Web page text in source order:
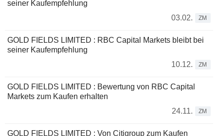
seiner Kaufempfehlung
03.02.
ZM
GOLD FIELDS LIMITED : RBC Capital Markets bleibt bei
seiner Kaufempfehlung
10.12.
ZM
GOLD FIELDS LIMITED : Bewertung von RBC Capital
Markets zum Kaufen erhalten
24.11.
ZM
GOLD FIELDS LIMITED : Von Citigroup zum Kaufen